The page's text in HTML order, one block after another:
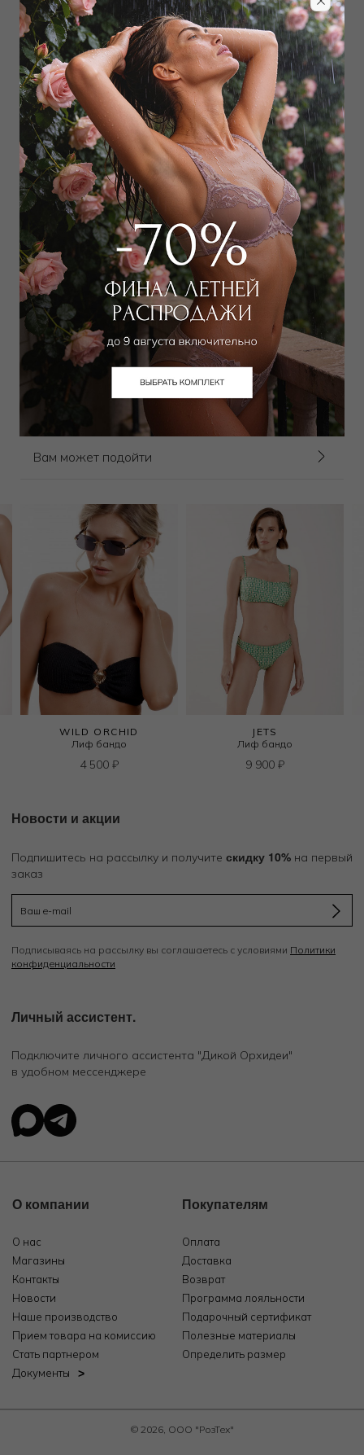
Дополнить образ
Плавки слип
25 000₽ 11 250₽
Выбрать размер
Забронировать в магазине
Вам может подойти
WILD ORCHID
Лиф бандо
4 500 ₽
JETS
Лиф бандо
9 900 ₽
Новости и акции
Подпишитесь на рассылку и получите скидку 10% на первый
заказ
Подписываясь на рассылку вы соглашаетесь с условиями Политики
конфиденциальности
Личный ассистент.
Подключите личного ассистента "Дикой Орхидеи"
в удобном мессенджере
О компании
О нас
Магазины
Контакты
Новости
Наше производство
Прием товара на комиссию
Стать партнером
Документы
Покупателям
Оплата
Доставка
Возврат
Программа лояльности
Подарочный сертификат
Полезные материалы
Определить размер
© 2026, ООО "РозТех"